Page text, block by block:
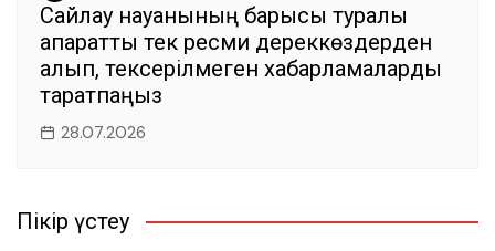
Сайлау науқанының барысы туралы
ақпаратты тек ресми дереккөздерден
алып, тексерілмеген хабарламаларды
таратпаңыз
28.07.2026
Пікір үстеу